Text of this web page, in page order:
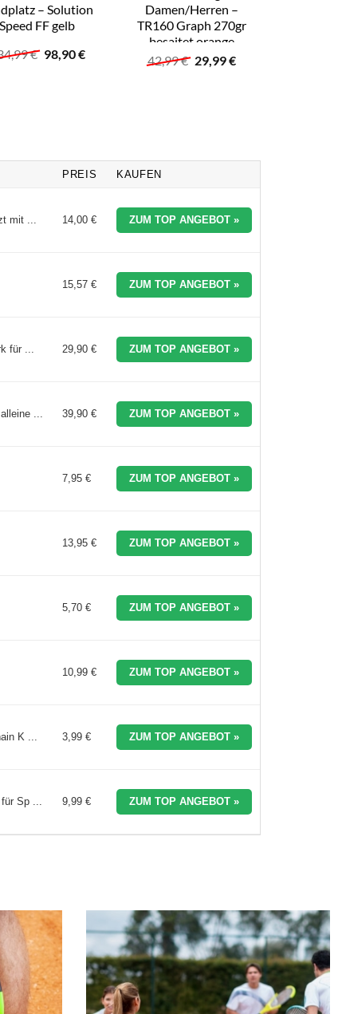
– Solution
Speed FF gelb
€ Ursprünglicher
Preis
98,90€Aktueller
Damen/Herren –
TR160 Graph 270gr
besaitet orange
42,99€ Ursprünglicher
Preis
29,99€Aktueller
PREIS KAUFEN
mit ... 14,00 € ZUM TOP ANGEBOT »
15,57 € ZUM TOP ANGEBOT »
für ... 29,90 € ZUM TOP ANGEBOT »
... 39,90 € ZUM TOP ANGEBOT »
7,95 € ZUM TOP ANGEBOT »
13,95 € ZUM TOP ANGEBOT »
5,70 € ZUM TOP ANGEBOT »
10,99 € ZUM TOP ANGEBOT »
K ... 3,99 € ZUM TOP ANGEBOT »
Sp ... 9,99 € ZUM TOP ANGEBOT »